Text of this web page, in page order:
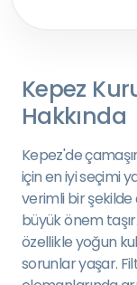
Kepez
Hakkında
Kepez'de
için en iyi seçimi
verimli bir şekilde
büyük önem
özellikle yoğun
sorunlar yaşar.